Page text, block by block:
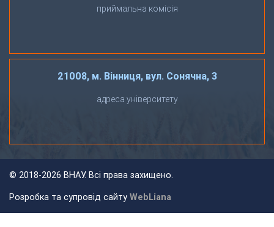
приймальна комісія
21008, м. Вінниця, вул. Сонячна, 3
адреса університету
© 2018-2026 ВНАУ. Всі права захищено.
Розробка та супровід сайту WebLiana